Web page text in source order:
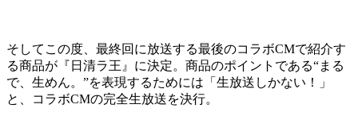
そしてこの度、最終回に放送する最後のコラボCMで紹介す
る商品が『日清ラ王』に決定。商品のポイントである“まる
で、生めん。”を表現するためには「生放送しかない！」
と、コラボCMの完全生放送を決行。